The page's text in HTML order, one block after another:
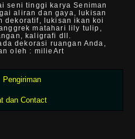
seni tinggi karya Seniman
aliran dan gaya, lukisan
dekoratif, lukisan ikan koi
matahari lily tulip,
kaligrafi dll.
dekorasi ruangan Anda,
oleh : milieArt
Pengiriman
dan Contact